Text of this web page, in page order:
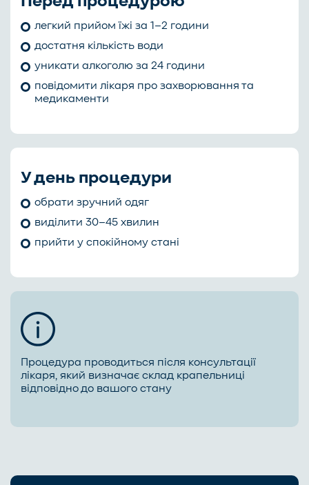
легкий прийом їжі за 1–2 години
достатня кількість води
уникати алкоголю за 24 години
повідомити лікаря про захворювання та
медикаменти
У день процедури
обрати зручний одяг
виділити 30–45 хвилин
прийти у спокійному стані
Процедура проводиться після консультації
лікаря, який визначає склад крапельниці
відповідно до вашого стану